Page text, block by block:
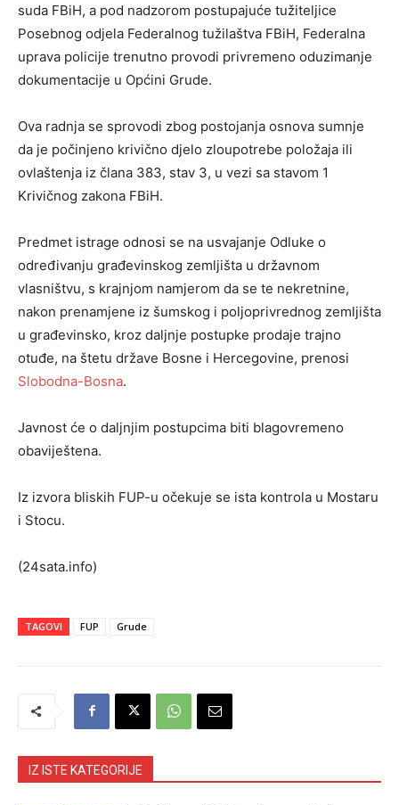
suda FBiH, a pod nadzorom postupajuće tužiteljice
Posebnog odjela Federalnog tužilaštva FBiH, Federalna
uprava policije trenutno provodi privremeno oduzimanje
dokumentacije u Općini Grude.
Ova radnja se sprovodi zbog postojanja osnova sumnje
da je počinjeno krivično djelo zloupotrebe položaja ili
ovlaštenja iz člana 383, stav 3, u vezi sa stavom 1
Krivičnog zakona FBiH.
Predmet istrage odnosi se na usvajanje Odluke o
određivanju građevinskog zemljišta u državnom
vlasništvu, s krajnjom namjerom da se te nekretnine,
nakon prenamjene iz šumskog i poljoprivrednog zemljišta
u građevinsko, kroz daljnje postupke prodaje trajno
otuđe, na štetu države Bosne i Hercegovine, prenosi
Slobodna-Bosna.
Javnost će o daljnjim postupcima biti blagovremeno
obaviještena.
Iz izvora bliskih FUP-u očekuje se ista kontrola u Mostaru
i Stocu.
(24sata.info)
TAGOVI FUP Grude
IZ ISTE KATEGORIJE